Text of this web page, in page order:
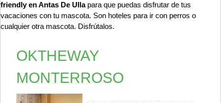
friendly en Antas De Ullapara que puedas disfrutar de tus
vacaciones con tu mascota. Son hoteles para ir con perros o
cualquier otra mascota. Disfrútalos.
OKTHEWAY
MONTERROSO